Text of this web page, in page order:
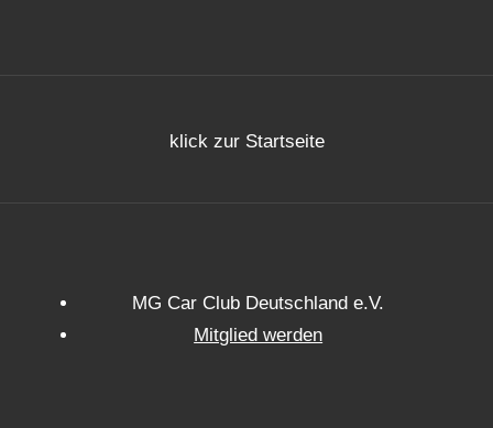
klick zur Startseite
MG Car Club Deutschland e.V.
Mitglied werden